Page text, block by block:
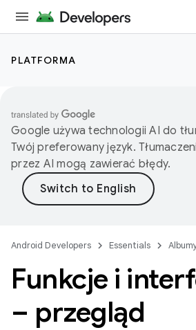
PLATFORMA
Google używa technologii AI do
Twój preferowany język.
przez AI mogą zawierać błędy.
Android Developers Essentials
Funkcje i
– przegląd